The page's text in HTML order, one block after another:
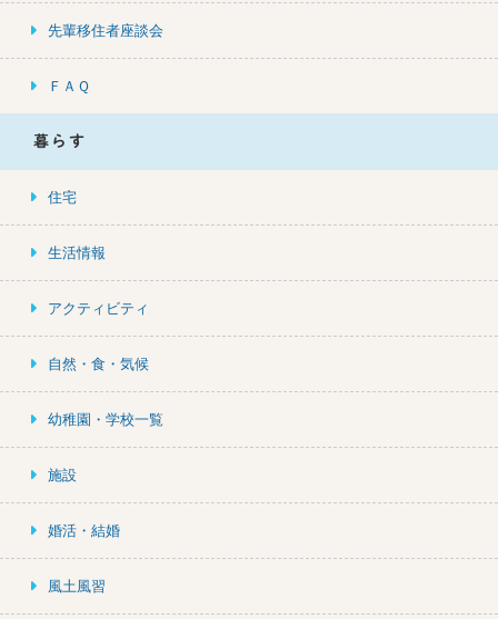
先輩移住者座談会
ＦＡＱ
暮らす
住宅
生活情報
アクティビティ
自然・食・気候
幼稚園・学校一覧
施設
婚活・結婚
風土風習